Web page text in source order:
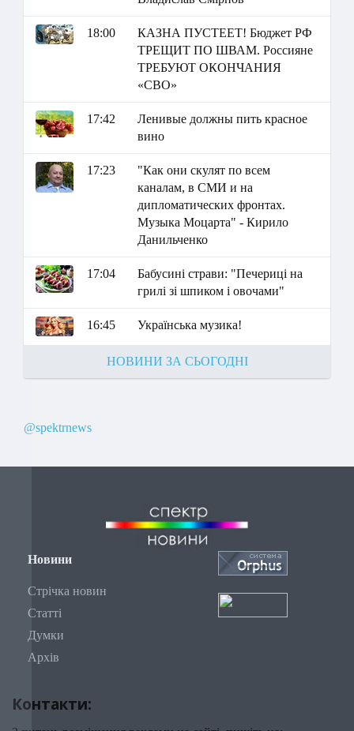
18:00
КАЗНА ПУСТЕЕТ! Бюджет РФ
ТРЕЩИТ ПО ШВАМ. Россияне
ТРЕБУЮТ ОКОНЧАНИЯ
«СВО»
17:42
Ленивые должны пить красное
вино
17:23
"Как они скулят по всем
каналам, в СМИ и на
дипломатических фронтах.
Музыка Моцарта" - Кирило
Данильченко
17:04
Бабусині страви: "Печериці на
грилі зі шпиком і овочами"
16:45 Українська музика!
НОВИНИ ЗА СЬОГОДНІ
@spektrnews
Новини
Стрічка новин
Статті
Думки
Архів
Контакти: